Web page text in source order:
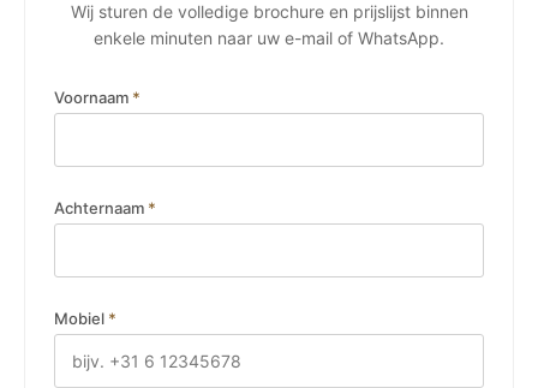
Wij sturen de volledige brochure en prijslijst binnen
enkele minuten naar uw e-mail of WhatsApp.
Voornaam *
Achternaam *
Mobiel *